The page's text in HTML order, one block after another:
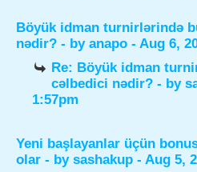
Böyük idman turnirlərində
nədir? - by anapo - Aug 6,
Re: Böyük idman
cəlbedici nədir? - by
1:57pm
Yeni başlayanlar üçün
olar - by sashakup - Aug 5,